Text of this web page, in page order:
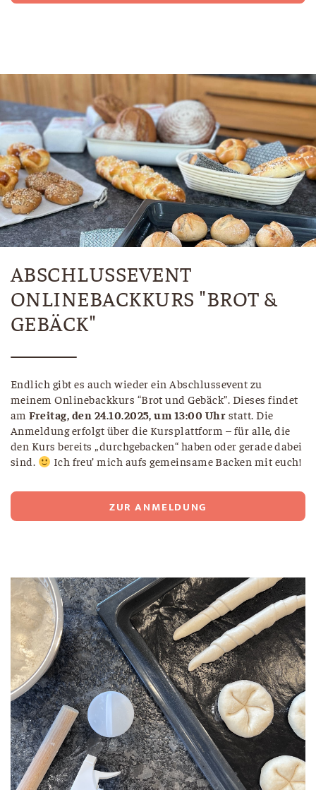
ABSCHLUSSEVENT
ONLINEBACKKURS "BROT &
GEBÄCK"
Endlich gibt es auch wieder ein Abschlussevent zu
meinem Onlinebackkurs “Brot und Gebäck”. Dieses findet
amFreitag, den 24.10.2025, um 13:00 Uhr statt. Die
Anmeldung erfolgt über die Kursplattform – für alle, die
den Kurs bereits „durchgebacken“ haben oder gerade dabei
sind.
Ich freu’ mich aufs gemeinsame Backen mit euch!
ZUR ANMELDUNG